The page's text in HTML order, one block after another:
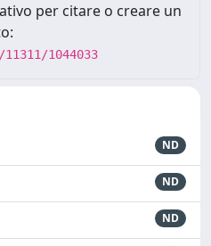
per citare o creare un
1044033
ND
ND
ND